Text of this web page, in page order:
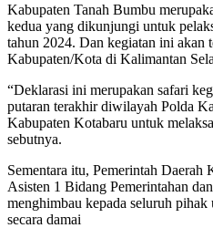
Kabupaten Tanah Bumbu
kedua yang dikunjungi untuk
tahun 2024. Dan kegiatan ini akan
Kabupaten/Kota di Kalimantan
“Deklarasi ini merupakan safari
putaran terakhir diwilayah Polda
Kabupaten Kotabaru untuk
sebutnya.
Sementara itu, Pemerintah
Asisten 1 Bidang Pemerintahan
menghimbau kepada seluruh
secara damai